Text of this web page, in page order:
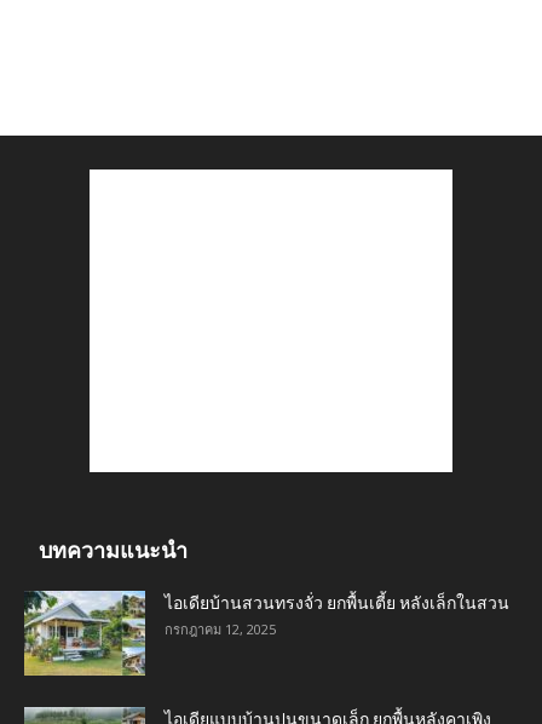
บทความแนะนำ
ไอเดียบ้านสวนทรงจั่ว ยกพื้นเตี้ย หลังเล็กในสวน
กรกฎาคม 12, 2025
ไอเดียแบบบ้านปูนขนาดเล็ก ยกพื้นหลังคาเพิง